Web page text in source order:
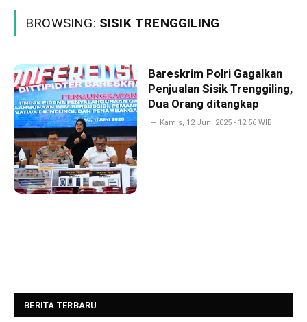
BROWSING: SISIK TRENGGILING
Bareskrim Polri Gagalkan
Penjualan Sisik Trenggiling,
Dua Orang ditangkap
Kamis, 12 Juni 2025 - 12:56 WIB
BERITA TERBARU